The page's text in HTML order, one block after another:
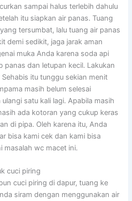
sampai halus terlebih dahulu
itu siapkan air panas. Tuang
tersumbat, lalu tuang air panas
demi sedikit, jaga jarak aman
muka Anda karena soda api
panas dan letupan kecil. Lakukan
itu tunggu sekian menit
masih belum selesai
satu kali lagi. Apabila masih
ada kotoran yang cukup keras
di pipa. Oleh karena itu, Anda
bisa kami cek dan kami bisa
masalah wc macet ini.
cuci piring
cuci piring di dapur, tuang ke
siram dengan menggunakan air